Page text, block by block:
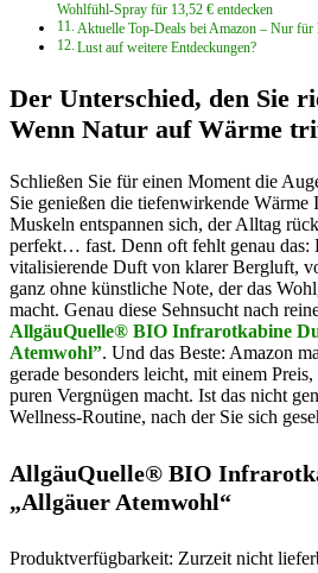
Wohlfühl-Spray für 13,52 € entdecken
Aktuelle Top-Deals bei Amazon – Nur für
Lust auf weitere Entdeckungen?
Der Unterschied, den Sie
Wenn Natur auf Wärme
Schließen Sie für einen Moment die
Sie genießen die tiefenwirkende
Muskeln entspannen sich, der Alltag
perfekt… fast. Denn oft fehlt genau das:
vitalisierende Duft von klarer Bergluft,
ganz ohne künstliche Note, der das
macht. Genau diese Sehnsucht nach
AllgäuQuelle® BIO Infrarotkabine
Atemwohl”. Und das Beste: Amazon
gerade besonders leicht, mit einem
puren Vergnügen macht. Ist das nicht
Wellness-Routine, nach der Sie sich
AllgäuQuelle® BIO
„Allgäuer Atemwohl“
Produktverfügbarkeit: Zurzeit nicht